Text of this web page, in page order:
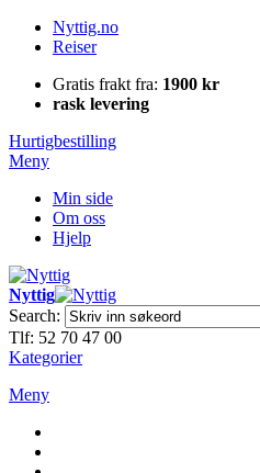
Nyttig.no
Reiser
Gratis frakt fra: 1900 kr
rask levering
Hurtigbestilling
Meny
Min side
Om oss
Hjelp
Nyttig
Search:
Tlf: 52 70 47 00
Kategorier
Meny